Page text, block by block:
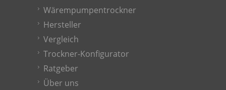
Wärempumpentrockner
Hersteller
Vergleich
Trockner-Konfigurator
Ratgeber
Über uns